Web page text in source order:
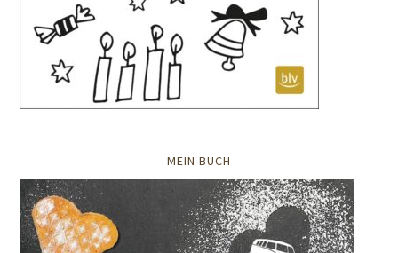
MEIN BUCH